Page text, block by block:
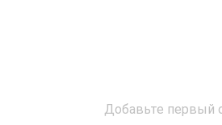
Добавьте первый